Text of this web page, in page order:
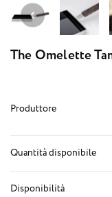
The Omelette
Produttore
Quantità disponibile
Disponibilità